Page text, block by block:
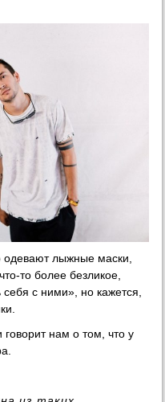
одевают лыжные маски,
то более безликое,
с ними», но кажется,
нам о том, что у